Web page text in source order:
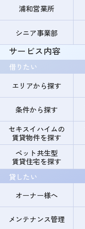
浦和営業所
シニア事業部
サービス内容
借りたい
エリアから探す
条件から探す
セキスイハイムの
賃貸物件を探す
ペット共生型
賃貸住宅を探す
貸したい
オーナー様へ
メンテナンス管理